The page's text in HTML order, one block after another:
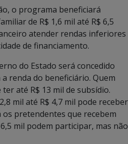
o programa beneficiará
de R$ 1,6 mil até R$ 6,5
atender rendas inferiores
de financiamento.
do Estado será concedido
renda do beneficiário. Quem
até R$ 13 mil de subsídio.
mil até R$ 4,7 mil pode receber
os pretendentes que recebem
mil podem participar, mas não